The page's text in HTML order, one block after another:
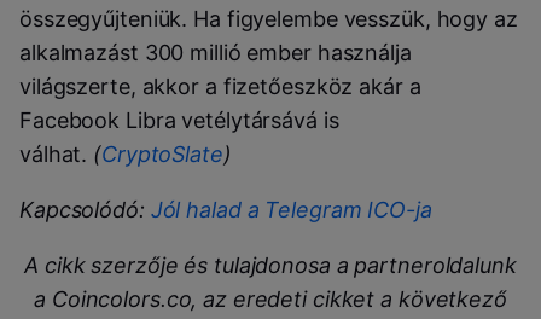
összegyűjteniük. Ha figyelembe vesszük, hogy az
alkalmazást 300 millió ember használja
világszerte, akkor a fizetőeszköz akár a
Facebook Libra vetélytársává is
válhat. (CryptoSlate)
Kapcsolódó: Jól halad a Telegram ICO-ja
A cikk szerzője és tulajdonosa a partneroldalunk
a Coincolors.co, az eredeti cikket a következő